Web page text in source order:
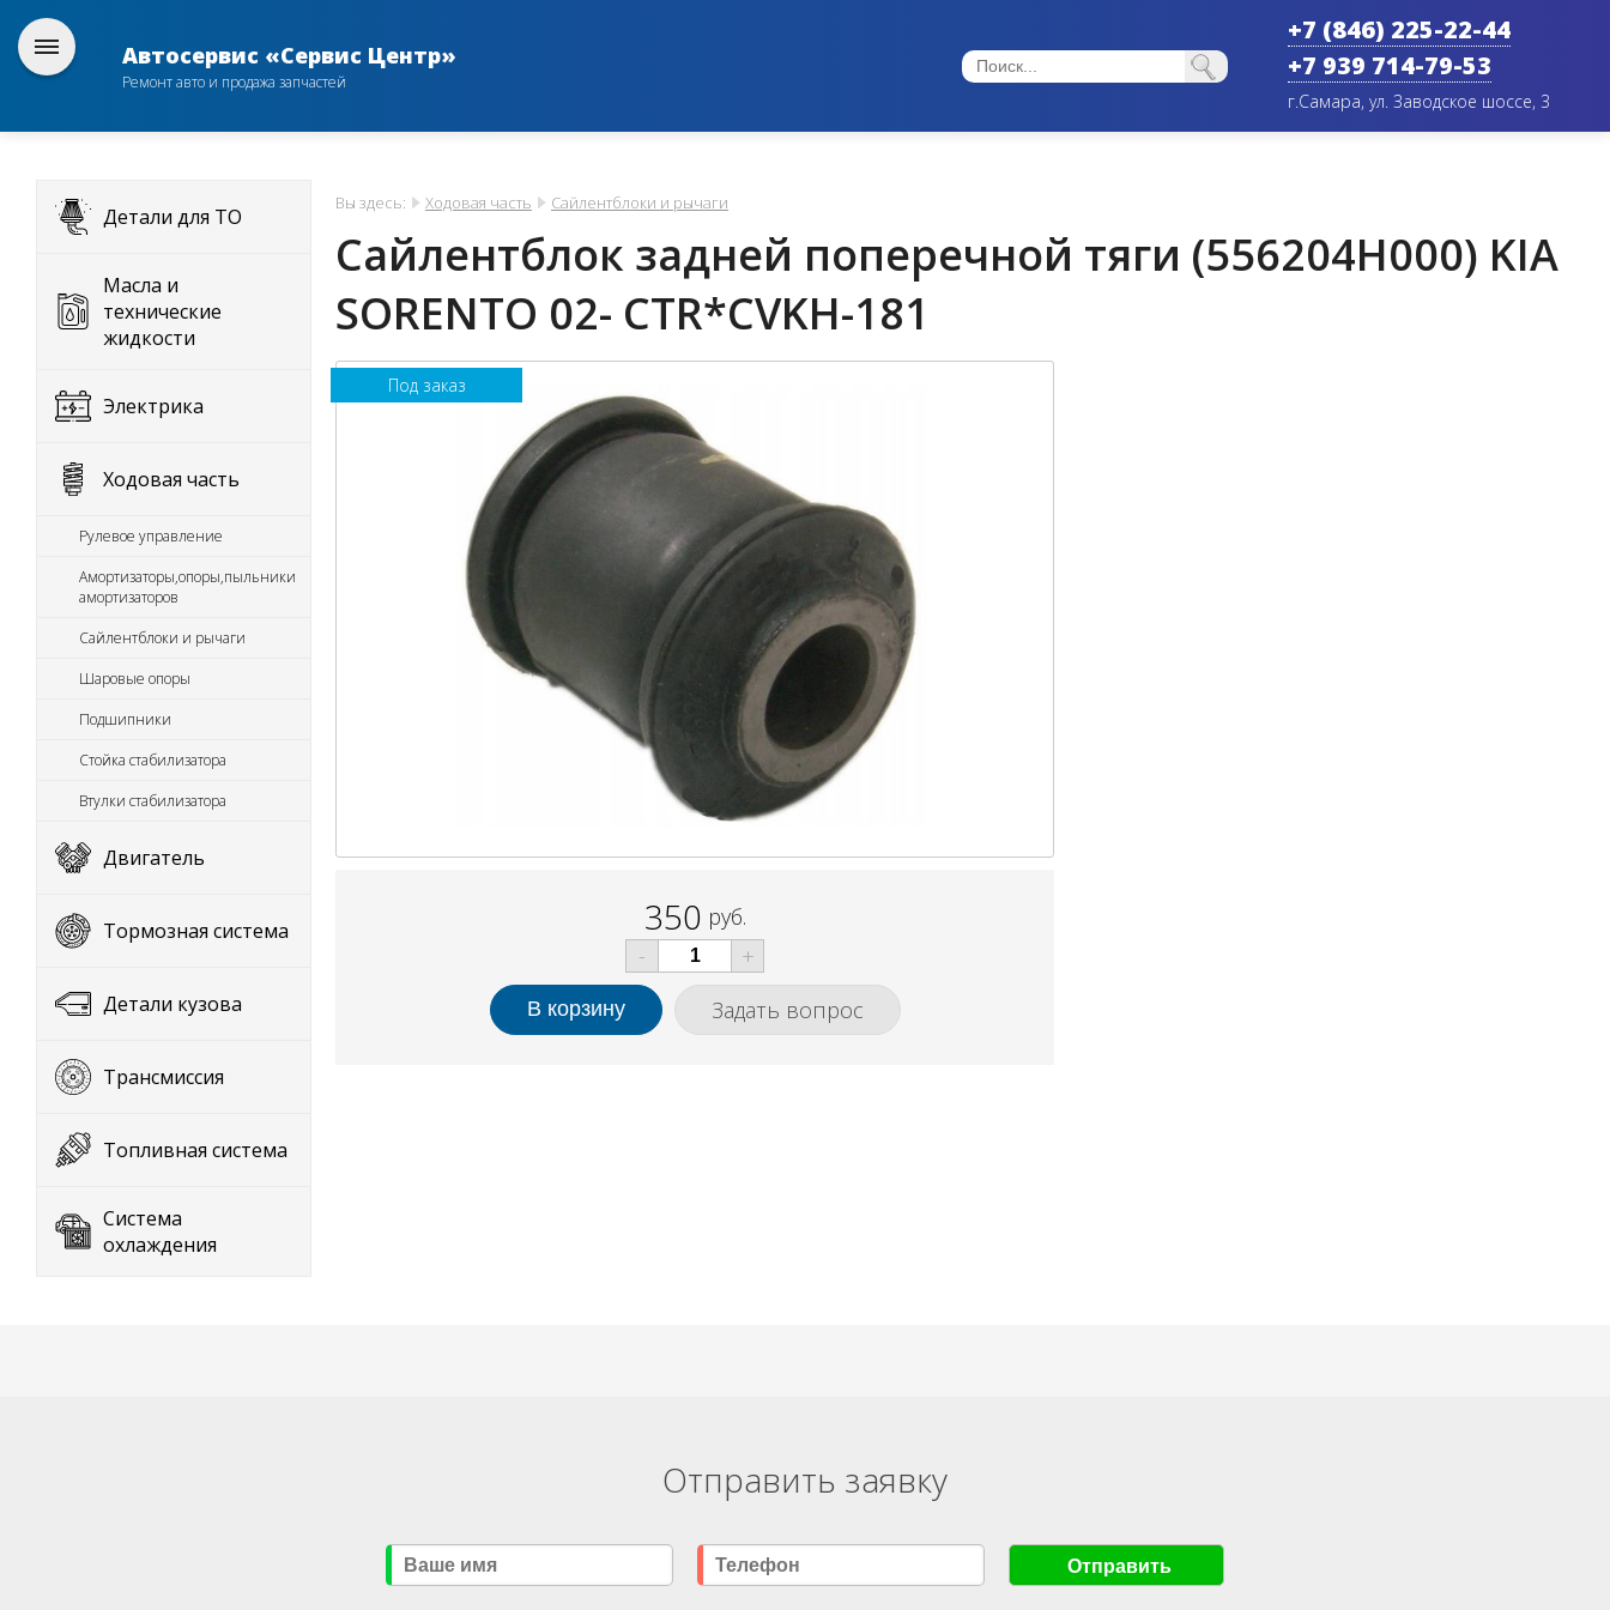
Автосервис «Сервис Центр»
Ремонт авто и продажа запчастей
+7 (846) 225-22-44
+7 939 714-79-53
г.Самара, ул. Заводское шоссе, 3
Детали для ТО
Масла и
технические
жидкости
Электрика
Ходовая часть
Рулевое управление
Амортизаторы,опоры,пыльники
амортизаторов
Сайлентблоки и рычаги
Шаровые опоры
Подшипники
Стойка стабилизатора
Втулки стабилизатора
Двигатель
Тормозная система
Детали кузова
Трансмиссия
Топливная система
Система
охлаждения
Вы здесь: Ходовая часть Сайлентблоки и рычаги
Сайлентблок задней поперечной тяги (556204H000) KIA
SORENTO 02- CTR*CVKH-181
Под заказ
350 руб.
-
+
Задать вопрос
Отправить заявку